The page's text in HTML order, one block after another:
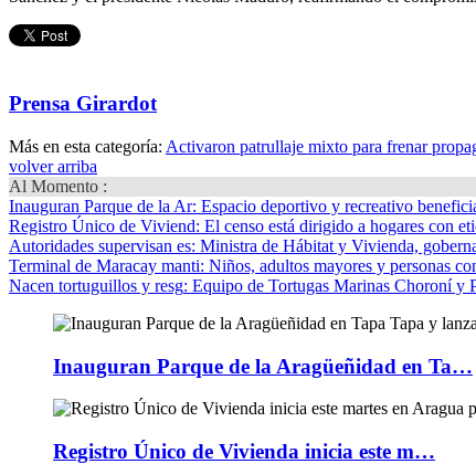
Prensa Girardot
Más en esta categoría: Activaron patrullaje mixto para frenar
volver arriba
Al Momento :
Inauguran Parque de la Ar: Espacio deportivo y recreativo
Registro Único de Viviend: El censo está dirigido a hogares con
Autoridades supervisan es: Ministra de Hábitat y Vivienda,
Terminal de Maracay manti: Niños, adultos mayores y personas
Nacen tortuguillos y resg: Equipo de Tortugas Marinas Choroní y
Inauguran Parque de la Aragüeñidad en Ta…
Registro Único de Vivienda inicia este m…